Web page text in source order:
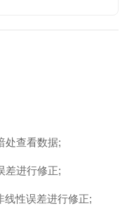
处查看数据;
差进行修正;
线性误差进行修正;